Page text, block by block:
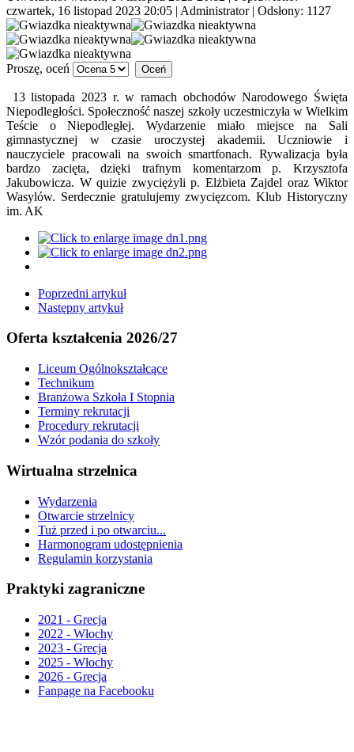
czwartek, 16 listopad 2023 20:05 | Administrator| Odsłony: 1127
Proszę, oceń
13 listopada 2023 r. w ramach obchodów Narodowego Święta
Niepodległości. Społeczność naszej szkoły uczestniczyła w Wielkim
Teście o Niepodległej. Wydarzenie miało miejsce na Sali
gimnastycznej w czasie uroczystej akademii. Uczniowie i
nauczyciele pracowali na swoich smartfonach. Rywalizacja była
bardzo zacięta, dzięki trafnym komentarzom p. Krzysztofa
Jakubowicza. W quizie zwyciężyli p. Elżbieta Zajdel oraz Wiktor
Wasylów. Serdecznie gratulujemy zwycięzcom. Klub Historyczny
im. AK
Poprzedni artykuł
Następny artykuł
Oferta kształcenia 2026/27
Liceum Ogólnokształcące
Technikum
Branżowa Szkoła I Stopnia
Terminy rekrutacji
Procedury rekrutacji
Wzór podania do szkoły
Wirtualna strzelnica
Wydarzenia
Otwarcie strzelnicy
Tuż przed i po otwarciu...
Harmonogram udostępnienia
Regulamin korzystania
Praktyki zagraniczne
2021 - Grecja
2022 - Włochy
2023 - Grecja
2025 - Włochy
2026 - Grecja
Fanpage na Facebooku